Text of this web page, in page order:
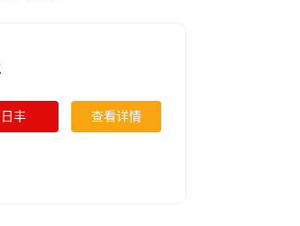
日丰 查看详情